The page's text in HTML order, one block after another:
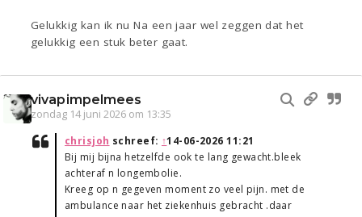
Gelukkig kan ik nu Na een jaar wel zeggen dat het
gelukkig een stuk beter gaat.
vivapimpelmees
zondag 14 juni 2026 om 13:35
chrisjoh schreef: ↑14-06-2026 11:21
Bij mij bijna hetzelfde ook te lang gewacht.bleek
achteraf n longembolie.
Kreeg op n gegeven moment zo veel pijn. met de
ambulance naar het ziekenhuis gebracht .daar